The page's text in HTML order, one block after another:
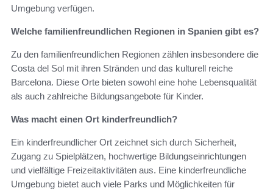
Umgebung verfügen.
Welche familienfreundlichen Regionen in Spanien gibt es?
Zu den familienfreundlichen Regionen zählen insbesondere die
Costa del Sol mit ihren Stränden und das kulturell reiche
Barcelona. Diese Orte bieten sowohl eine hohe Lebensqualität
als auch zahlreiche Bildungsangebote für Kinder.
Was macht einen Ort kinderfreundlich?
Ein kinderfreundlicher Ort zeichnet sich durch Sicherheit,
Zugang zu Spielplätzen, hochwertige Bildungseinrichtungen
und vielfältige Freizeitaktivitäten aus. Eine kinderfreundliche
Umgebung bietet auch viele Parks und Möglichkeiten für